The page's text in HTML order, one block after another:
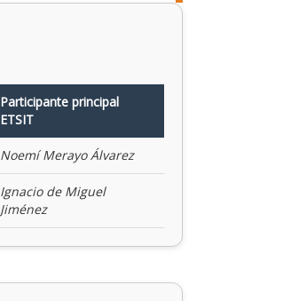
Participante principal
ETSIT
Noemí Merayo Álvarez
Ignacio de Miguel
Jiménez